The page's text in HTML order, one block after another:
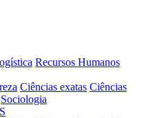
Recursos Humanos
Ciências exatas Ciências
Sociologia